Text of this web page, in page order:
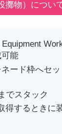
擲物）につい
Equipment
能
ード枠へセ
でスタック
得するときに